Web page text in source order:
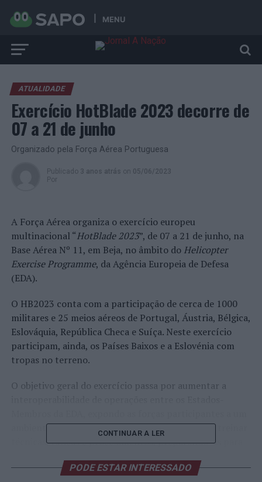
MENU
ATUALIDADE
Exercício HotBlade 2023 decorre de
07 a 21 de junho
Organizado pela Força Aérea Portuguesa
Publicado 3 anos atrás on 05/06/2023
Por
A Força Aérea organiza o exercício europeu
multinacional “HotBlade 2023”, de 07 a 21 de junho, na
Base Aérea Nº 11, em Beja, no âmbito do Helicopter
Exercise Programme, da Agência Europeia de Defesa
(EDA).
O HB2023 conta com a participação de cerca de 1000
militares e 25 meios aéreos de Portugal, Áustria, Bélgica,
Eslováquia, República Checa e Suíça. Neste exercício
participam, ainda, os Países Baixos e a Eslovénia com
tropas no terreno.
O objetivo geral do exercício passa por aumentar a
ambiente operacional complexo, no qual podem treinar
técnicas, táticas e procedimentos, preparando-as para
humanitário.
CONTINUAR A LER
PODE ESTAR INTERESSADO